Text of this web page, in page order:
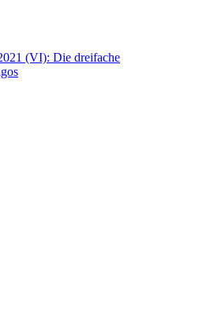
(VI): Die dreifache